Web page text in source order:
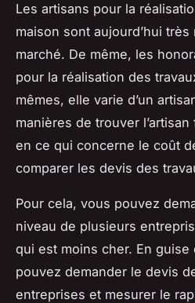
Les artisans pour la
maison sont aujourd’hui
marché. De même, les
pour la réalisation des
mêmes, elle varie d’un
manières de trouver
en ce qui concerne le coût
comparer les devis des
Pour cela, vous pouvez
niveau de plusieurs
qui est moins cher. En guise
pouvez demander le devis
entreprises et mesurer le